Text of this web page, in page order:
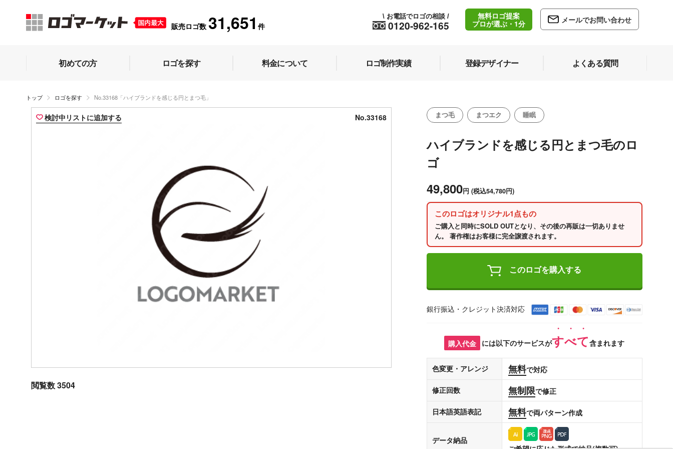
販売ロゴ数 31,651 件 0120-962-165
\ お電話でロゴの相談 /
無料ロゴ提案
プロが選ぶ・1分
メールでお問い合わせ
初めての方 ロゴを探す 料金について ロゴ制作実績 登録デザイナー よくある質問
トップ ロゴを探す No.33168「ハイブランドを感じる円とまつ毛」
検討中リストに追加する No.33168
閲覧数 3504
まつ毛 まつエク 睡眠
ハイブランドを感じる円とまつ毛のロ
ゴ
49,800円 (税込54,780円)
このロゴはオリジナル1点もの
ご購入と同時にSOLD OUTとなり、その後の再販は一切ありませ
ん。 著作権はお客様に完全譲渡されます。
このロゴを購入する
銀行振込・クレジット決済対応
購入代金 には以下のサービスがすべて含まれます
色変更・アレンジ 無料で対応
修正回数 無制限で修正
日本語英語表記 無料で両パターン作成
データ納品